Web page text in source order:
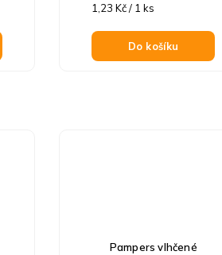
Měrná
1,23 Kč / 1 ks
Do košíku
Pampers vlhčené